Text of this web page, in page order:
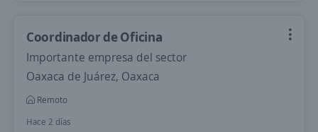
Coordinador de Oficina
Importante empresa del sector
Oaxaca de Juárez, Oaxaca
Remoto
Hace 2 días